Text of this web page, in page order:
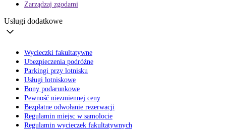
Zarządzaj zgodami
Usługi dodatkowe
Wycieczki fakultatywne
Ubezpieczenia podróżne
Parkingi przy lotnisku
Usługi lotniskowe
Bony podarunkowe
Pewność niezmiennej ceny
Bezpłatne odwołanie rezerwacji
Regulamin miejsc w samolocie
Regulamin wycieczek fakultatywnych